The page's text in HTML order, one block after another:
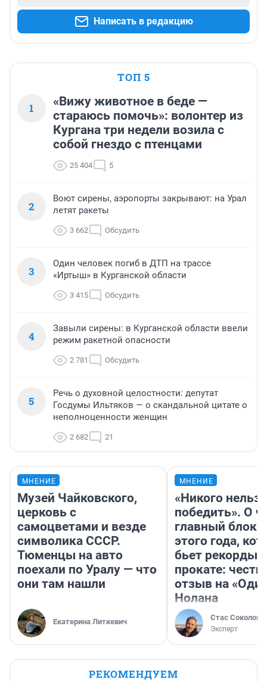
Написать в редакцию
ТОП 5
1
«Вижу животное в беде —
стараюсь помочь»: волонтер из
Кургана три недели возила с
собой гнездо с птенцами
25 404 5
2
Воют сирены, аэропорты закрывают: на Урал
летят ракеты
3 662 Обсудить
3
Один человек погиб в ДТП на трассе
«Иртыш» в Курганской области
3 415 Обсудить
4
Завыли сирены: в Курганской области ввели
режим ракетной опасности
2 781 Обсудить
5
Речь о духовной целостности: депутат
Госдумы Ильтяков — о скандальной цитате о
неполноценности женщин
2 682 21
МНЕНИЕ
Музей Чайковского,
церковь с
самоцветами и везде
символика СССР.
Тюменцы на авто
поехали по Уралу — что
они там нашли
Екатерина Литкевич
МНЕНИЕ
«Никого нельзя
победить». О
главный
этого года,
бьет рекорды в
прокате:
отзыв на
Нолана
Стас Соколов
Эксперт
РЕКОМЕНДУЕМ